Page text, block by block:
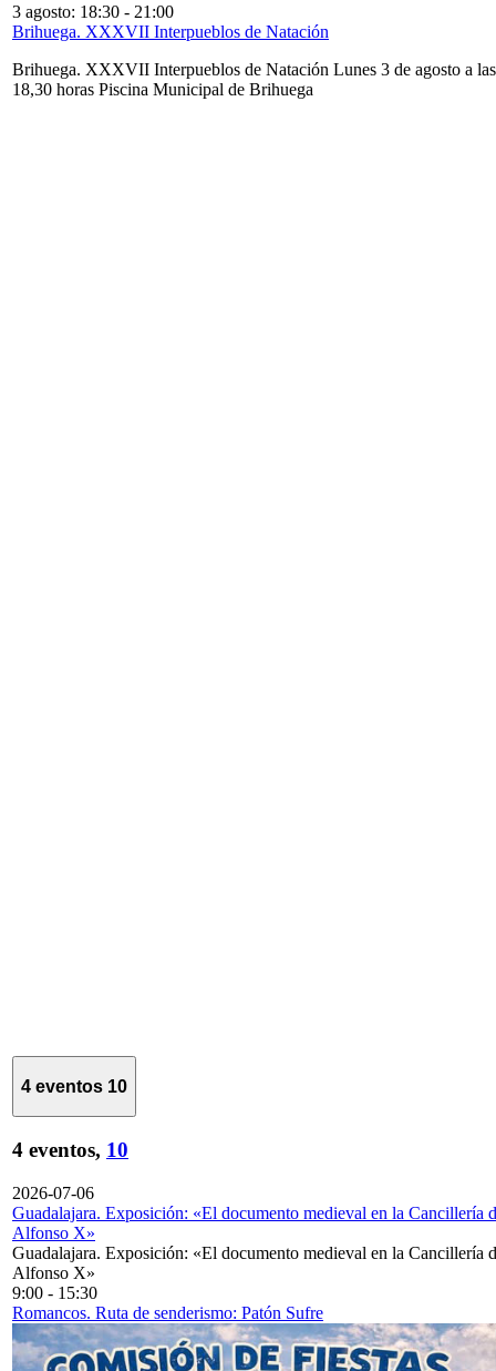
3 agosto: 18:30 - 21:00
Brihuega. XXXVII Interpueblos de Natación
Brihuega. XXXVII Interpueblos de Natación Lunes 3 de agosto a las
18,30 horas Piscina Municipal de Brihuega
4 eventos 10
4 eventos, 10
2026-07-06
Guadalajara. Exposición: «El documento medieval en la Cancillería
Alfonso X»
Guadalajara. Exposición: «El documento medieval en la Cancillería
Alfonso X»
9:00 - 15:30
Romancos. Ruta de senderismo: Patón Sufre